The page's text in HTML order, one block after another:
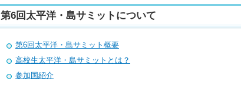
第6回太平洋・島サミットについて
第6回太平洋・島サミット概要
高校生太平洋・島サミットとは？
参加国紹介